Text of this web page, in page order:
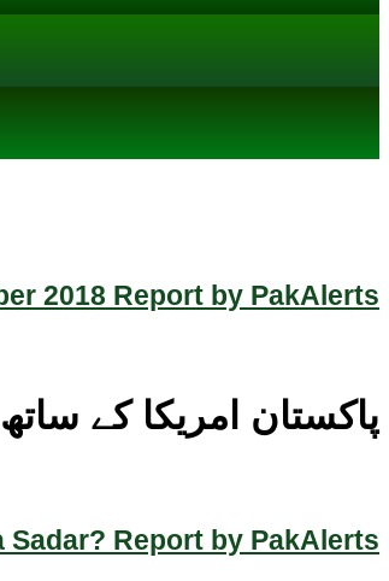
2018 Report by PakAlerts
Sadar? Report by PakAlerts
پاکستان امریکا کے